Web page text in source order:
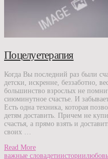
Поцелуетерапия
Когда Вы последний раз были
детски, искренне, беззаботно,
большинство взрослых не
сиюминутное счастье. И
Есть одна техника, которая
детям доставить. Причем не
счастья, а прямо взять и
своих …
Read More
важные словадетиисториилюбовь